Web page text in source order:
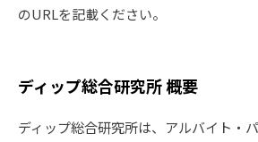
のURLを記載ください。
ディップ総合研究所 概要
ディップ総合研究所は、アルバイト・